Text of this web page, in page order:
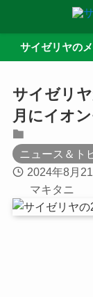
サイゼリヤの
サイゼリ
月にイオ
ニュース＆ト
2024年8月
マキタニ